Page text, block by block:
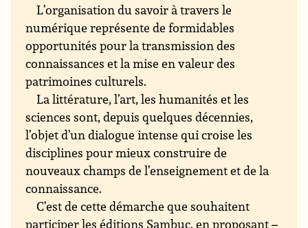
L’organisation du savoir à travers le
numérique représente de formidables
opportunités pour la transmission des
connaissances et la mise en valeur des
patrimoines culturels.
La littérature, l’art, les humanités et les
sciences sont, depuis quelques décennies,
l’objet d’un dialogue intense qui croise les
disciplines pour mieux construire de
nouveaux champs de l’enseignement et de la
connaissance.
C’est de cette démarche que souhaitent
participer les éditions Sambuc, en proposant –